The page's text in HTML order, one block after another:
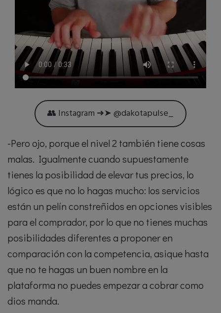
👥 Instagram ➜➤ @dakotapulse_
-Pero ojo, porque el nivel 2 también tiene cosas
malas. Igualmente cuando supuestamente
tienes la posibilidad de elevar tus precios, lo
lógico es que no lo hagas mucho: los servicios
están un pelín constreñidos en opciones visibles
para el comprador, por lo que no tienes muchas
posibilidades diferentes a proponer en
comparación con la competencia, asique hasta
que no te hagas un buen nombre en la
plataforma no puedes empezar a cobrar como
dios manda.